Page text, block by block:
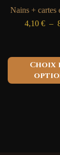
Nains + cartes
4,10 € –
ChoixCe
a